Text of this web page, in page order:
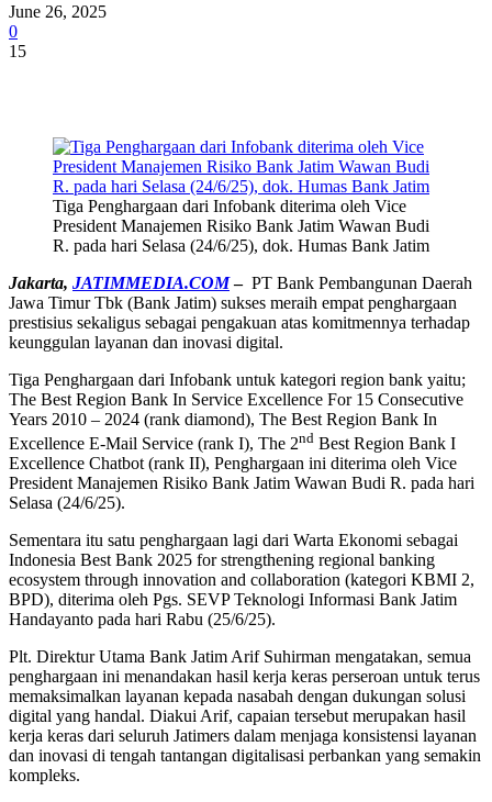
June 26, 2025
0
15
Tiga Penghargaan dari Infobank diterima oleh Vice
President Manajemen Risiko Bank Jatim Wawan Budi
R. pada hari Selasa (24/6/25), dok. Humas Bank Jatim
Jakarta, JATIMMEDIA.COM– PT Bank Pembangunan Daerah
Jawa Timur Tbk (Bank Jatim) sukses meraih empat penghargaan
prestisius sekaligus sebagai pengakuan atas komitmennya terhadap
keunggulan layanan dan inovasi digital.
Tiga Penghargaan dari Infobank untuk kategori region bank yaitu;
The Best Region Bank In Service Excellence For 15 Consecutive
Years 2010 – 2024 (rank diamond), The Best Region Bank In
Excellence E-Mail Service (rank I), The 2nd Best Region Bank I
Excellence Chatbot (rank II), Penghargaan ini diterima oleh Vice
President Manajemen Risiko Bank Jatim Wawan Budi R. pada hari
Selasa (24/6/25).
Sementara itu satu penghargaan lagi dari Warta Ekonomi sebagai
Indonesia Best Bank 2025 for strengthening regional banking
ecosystem through innovation and collaboration (kategori KBMI 2,
BPD), diterima oleh Pgs. SEVP Teknologi Informasi Bank Jatim
Handayanto pada hari Rabu (25/6/25).
Plt. Direktur Utama Bank Jatim Arif Suhirman mengatakan, semua
penghargaan ini menandakan hasil kerja keras perseroan untuk terus
memaksimalkan layanan kepada nasabah dengan dukungan solusi
digital yang handal. Diakui Arif, capaian tersebut merupakan hasil
kerja keras dari seluruh Jatimers dalam menjaga konsistensi layanan
dan inovasi di tengah tantangan digitalisasi perbankan yang semakin
kompleks.